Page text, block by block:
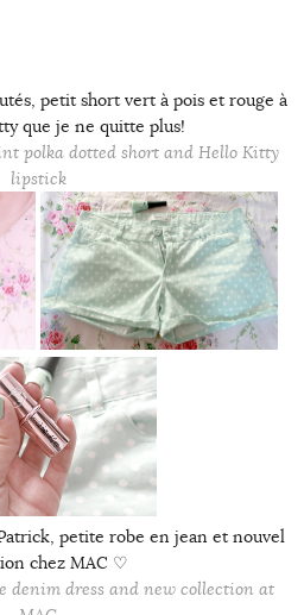
petit short vert à pois et rouge à
que je ne quitte plus!
polka dotted short and Hello Kitty
lipstick
petite robe en jean et nouvel
chez MAC ♡
denim dress and new collection at